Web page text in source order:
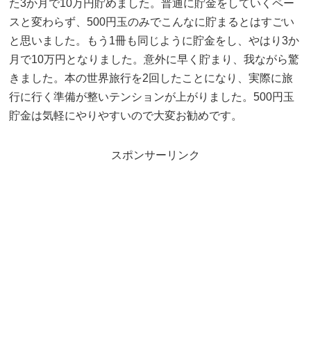
た3か月で10万円貯めました。普通に貯金をしていくペー
スと変わらず、500円玉のみでこんなに貯まるとはすごい
と思いました。もう1冊も同じように貯金をし、やはり3か
月で10万円となりました。意外に早く貯まり、我ながら驚
きました。本の世界旅行を2回したことになり、実際に旅
行に行く準備が整いテンションが上がりました。500円玉
貯金は気軽にやりやすいので大変お勧めです。
スポンサーリンク